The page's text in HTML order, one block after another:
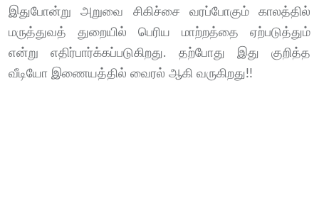
இதுபோன்று அறுவை சிகிச்சை வரப்போகும் காலத்தில்
மருத்துவத் துறையில் பெரிய மாற்றத்தை ஏற்படுத்தும்
என்று எதிர்பார்க்கப்படுகிறது. தற்போது இது குறித்த
வீடியோ இணையத்தில் வைரல் ஆகி வருகிறது!!